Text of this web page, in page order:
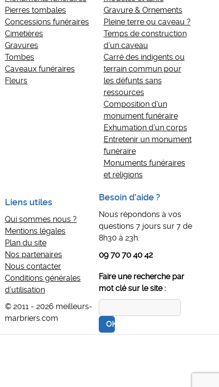
Pierres tombales
Concessions funéraires
Cimetières
Gravures
Tombes
Caveaux funéraires
Fleurs
Gravure & Ornements
Pleine terre ou caveau ?
Temps de construction
d’un caveau
Carré des indigents ou
terrain commun pour
les défunts sans
ressources
Composition d’un
monument funéraire
Exhumation d’un corps
Entretenir un monument
funéraire
Monuments funéraires
et religions
Liens utiles
Qui sommes nous ?
Mentions légales
Plan du site
Nos partenaires
Nous contacter
Conditions générales
d’utilisation
© 2011 - 2026 meilleurs-
marbriers.com
Besoin d'aide ?
Nous répondons à vos
questions 7 jours sur 7 de
8h30 à 23h.
09 70 70 40 42
Faire une recherche par
mot clé sur le site :